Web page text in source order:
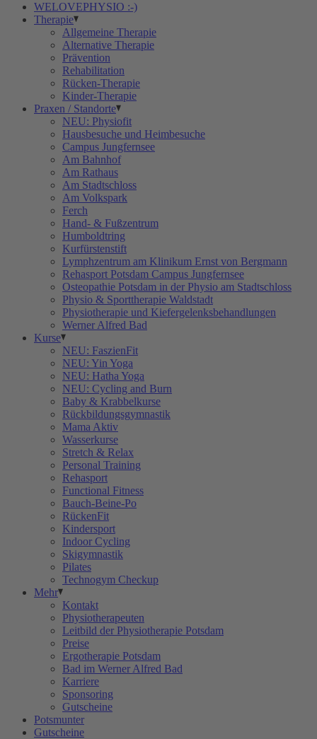
WELOVEPHYSIO :-)
Therapie
Allgemeine Therapie
Alternative Therapie
Prävention
Rehabilitation
Rücken-Therapie
Kinder-Therapie
Praxen / Standorte
NEU: Physiofit
Hausbesuche und Heimbesuche
Campus Jungfernsee
Am Bahnhof
Am Rathaus
Am Stadtschloss
Am Volkspark
Ferch
Hand- & Fußzentrum
Humboldtring
Kurfürstenstift
Lymphzentrum am Klinikum Ernst von Bergmann
Rehasport Potsdam Campus Jungfernsee
Osteopathie Potsdam in der Physio am Stadtschloss
Physio & Sporttherapie Waldstadt
Physiotherapie und Kiefergelenksbehandlungen
Werner Alfred Bad
Kurse
NEU: FaszienFit
NEU: Yin Yoga
NEU: Hatha Yoga
NEU: Cycling and Burn
Baby & Krabbelkurse
Rückbildungsgymnastik
Mama Aktiv
Wasserkurse
Stretch & Relax
Personal Training
Rehasport
Functional Fitness
Bauch-Beine-Po
RückenFit
Kindersport
Indoor Cycling
Skigymnastik
Pilates
Technogym Checkup
Mehr
Kontakt
Physiotherapeuten
Leitbild der Physiotherapie Potsdam
Preise
Ergotherapie Potsdam
Bad im Werner Alfred Bad
Karriere
Sponsoring
Gutscheine
Potsmunter
Gutscheine